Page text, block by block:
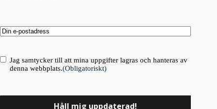
Email(Obligatoriskt)
Consent(Obligatoriskt)
Jag samtycker till att mina uppgifter lagras och hanteras av
denna webbplats.(Obligatoriskt)